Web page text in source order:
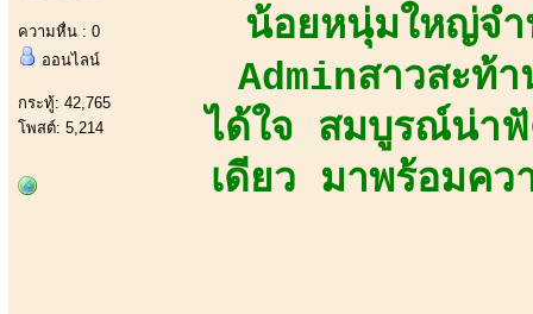
ความหื่น : 0
ออนไลน์
กระทู้: 42,765
โพสต์: 5,214
น้อยหนุ่มใหญ่จ
Adminสาวสะท้
ได้ใจ สมบูรณ์น่า
เดียว มาพร้อมคว